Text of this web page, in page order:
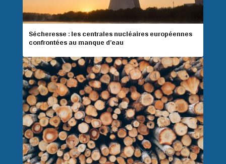
Sécheresse : les centrales nucléaires européennes
confrontées au manque d’eau